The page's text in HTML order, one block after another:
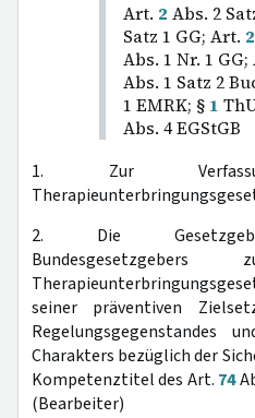
Art. 2 Abs. 2
Satz 1 GG; Art.
Abs. 1 Nr. 1 GG;
Abs. 1 Satz 2
1 EMRK; § 1
Abs. 4 EGStGB
1. Zur
2. Die
seiner präventiven
Regelungsgegenstandes
Charakters bezüglich der
Kompetenztitel des Art. 74
(Bearbeiter)